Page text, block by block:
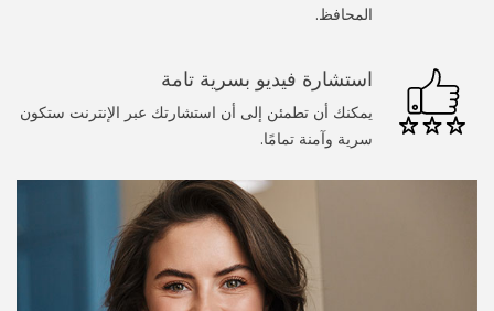
عامل يدوي
تنظيف المنزل
المحافظ.
استشارة فيديو بسرية تامة
يمكنك أن تطمئن إلى أن استشارتك عبر الإنترنت ستكون
سرية وآمنة تمامًا.